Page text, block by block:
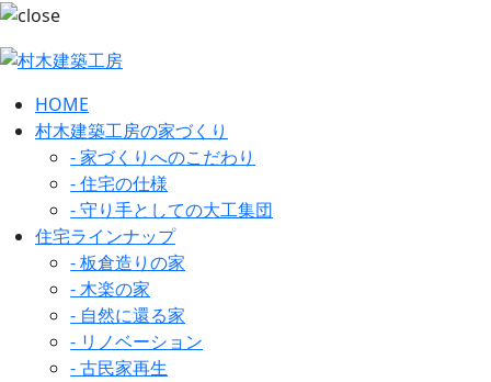
HOME
村木建築工房の家づくり
- 家づくりへのこだわり
- 住宅の仕様
- 守り手としての大工集団
住宅ラインナップ
- 板倉造りの家
- 木楽の家
- 自然に還る家
- リノベーション
- 古民家再生